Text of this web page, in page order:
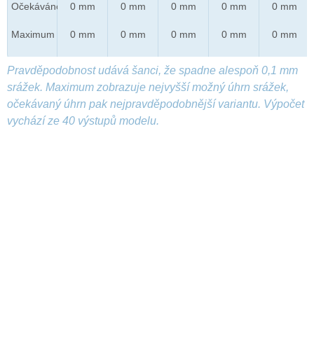
Očekáváno
Maximum
0 mm
0 mm
0 mm
0 mm
0 mm
0 mm
0 mm
0 mm
0 mm
0 mm
Pravděpodobnost udává šanci, že spadne alespoň 0,1 mm
srážek. Maximum zobrazuje nejvyšší možný úhrn srážek,
očekávaný úhrn pak nejpravděpodobnější variantu. Výpočet
vychází ze 40 výstupů modelu.